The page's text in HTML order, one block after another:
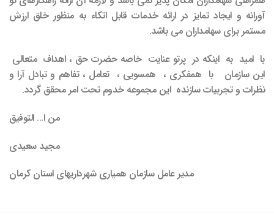
آورانه و ایجاد تمایز در ارائه خدمات قابل اتکاء به منظور خلق ارزش
مستمر برای سهامداران می باشد.
با امید به اینکه در پرتو عنایت خاصه حضرت حق ، اهداف متعالی
این سازمان با همفکری ، همسویی ، تعامل ، تفاهم و تبادل آرا و
نظرات و تجربیات سازنده این مجموعه خدوم تحت امر محقق گردد.
من ا… التوفیق
مجید سعیدی
مدیر عامل سازمان همیاری شهرداریهای استان کرمان